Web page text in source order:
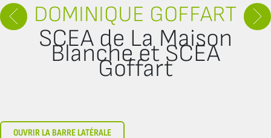
DOMINIQUE GOFFART
SCEA de La Maison
Blanche et SCEA
Goffart
OUVRIR LA BARRE LATÉRALE